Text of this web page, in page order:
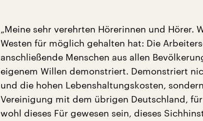
„Meine sehr verehrten Hörerinnen und Hörer.
Westen für möglich gehalten hat: Die
anschließende Menschen aus allen
eigenem Willen demonstriert. Demonstriert
und die hohen Lebenshaltungskosten,
Vereinigung mit dem übrigen Deutschland,
wohl dieses Für gewesen sein, dieses